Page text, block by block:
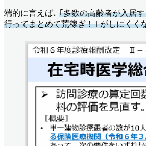
端的に言えば､ ｢多数の高齢者が入居
行ってまとめて荒稼ぎ！｣ がしにくく